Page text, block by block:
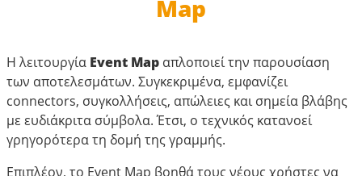
Map
Η λειτουργία Event Map απλοποιεί την παρουσίαση
των αποτελεσμάτων. Συγκεκριμένα, εμφανίζει
connectors, συγκολλήσεις, απώλειες και σημεία βλάβης
με ευδιάκριτα σύμβολα. Έτσι, ο τεχνικός κατανοεί
γρηγορότερα τη δομή της γραμμής.
Επιπλέον, το Event Map βοηθά τους νέους χρήστες να